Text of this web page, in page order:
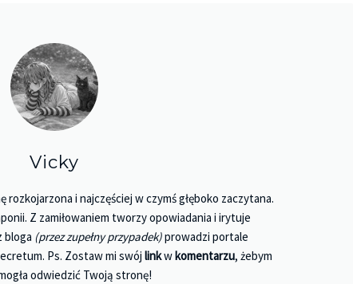
Vicky
rozkojarzona i najczęściej w czymś głęboko zaczytana.
Z zamiłowaniem tworzy opowiadania i irytuje
bloga (przez zupełny przypadek)prowadzi portale
Ps. Zostaw mi swójlinkw komentarzu, żebym
odwiedzić Twoją stronę!